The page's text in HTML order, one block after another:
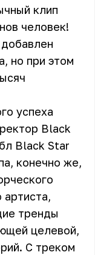
клип
человек!
но при этом
успеха
Black
Black Star
конечно же,
артиста,
тренды
целевой,
С треком